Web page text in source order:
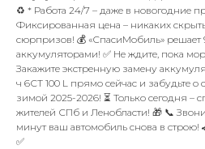
♻️ * Работа 24/7 – даже в новогодние
Фиксированная цена – никаких
сюрпризов! 💰 «СпасиМобиль» решает
аккумуляторами! ✅ Не ждите, пока
Закажите экстренную замену
ч 6СТ 100 L прямо сейчас и забудьте о
зимой 2025-2026! ⏳ Только сегодня –
жителей СПб и Ленобласти! 🎁 📞
минут ваш автомобиль снова в строю!
✅